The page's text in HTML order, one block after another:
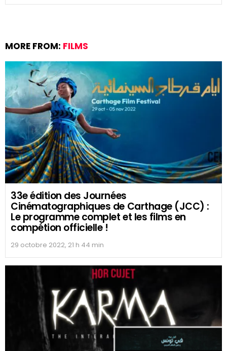
MORE FROM: FILMS
33e édition des Journées
Cinématographiques de Carthage (JCC) :
Le programme complet et les films en
compétion officielle !
29 octobre 2022, 21 h 44 min